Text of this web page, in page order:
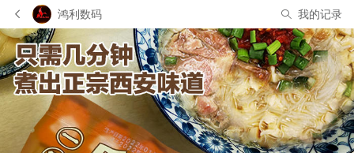
鸿利数码 我的记录